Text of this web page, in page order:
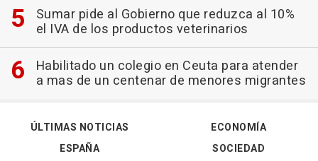
Sumar pide al Gobierno que reduzca al 10%
el IVA de los productos veterinarios
Habilitado un colegio en Ceuta para atender
a mas de un centenar de menores migrantes
ÚLTIMAS NOTICIAS
ESPAÑA
ECONOMÍA
SOCIEDAD